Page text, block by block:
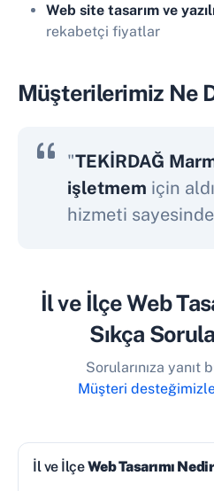
Web site tasarım ve
rekabetçi fiyatlar
Müşterilerimiz Ne
"TEKİRDAĞ
işletmem için
hizmeti sayesinde
İl ve İlçe Web
Sıkça
Sorularınıza yanıt
Müşteri
İl ve İlçeWeb Tasarımı